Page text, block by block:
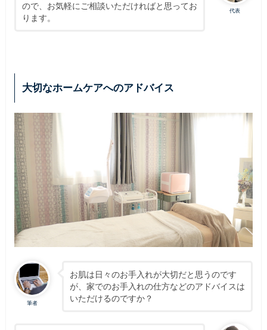
代表
ので、お気軽にご相談いただければと思ってお
ります。
大切なホームケアへのアドバイス
筆者
お肌は日々のお手入れが大切だと思うのです
が、家でのお手入れの仕方などのアドバイスは
いただけるのですか？